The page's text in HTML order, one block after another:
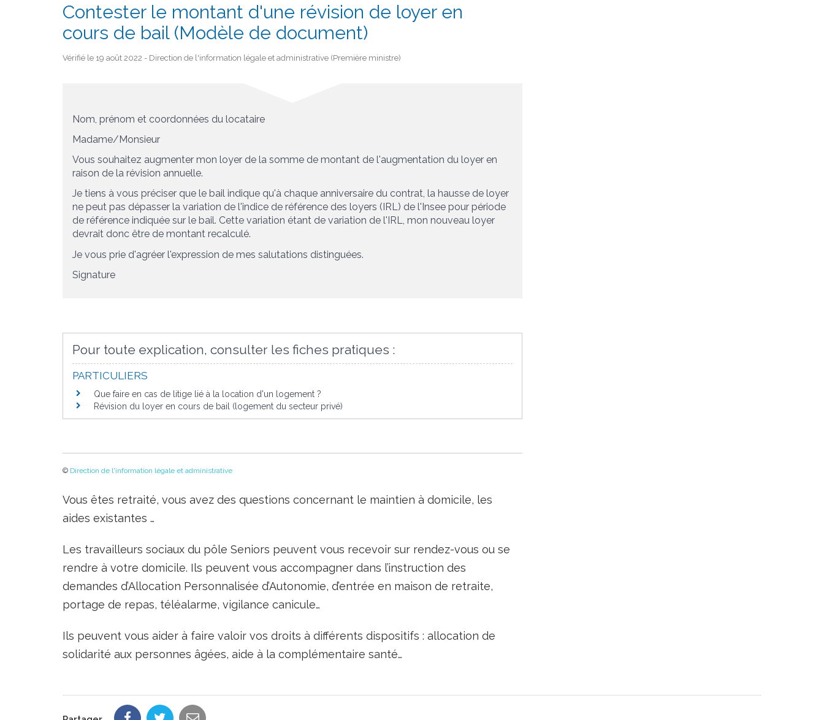
Contester le montant d'une révision de loyer en
cours de bail (Modèle de document)
Vérifié le 19 août 2022 - Direction de l'information légale et administrative (Première ministre)
Nom, prénom et coordonnées du locataire
Madame/Monsieur
Vous souhaitez augmenter mon loyer de la somme de montant de l'augmentation du loyer en
raison de la révision annuelle.
Je tiens à vous préciser que le bail indique qu'à chaque anniversaire du contrat, la hausse de loyer
ne peut pas dépasser la variation de l'indice de référence des loyers (IRL) de l'Insee pour période
de référence indiquée sur le bail. Cette variation étant de variation de l'IRL, mon nouveau loyer
devrait donc être de montant recalculé.
Je vous prie d'agréer l'expression de mes salutations distinguées.
Signature
Pour toute explication, consulter les fiches pratiques :
PARTICULIERS
Que faire en cas de litige lié à la location d'un logement ?
Révision du loyer en cours de bail (logement du secteur privé)
© Direction de l'information légale et administrative
Vous êtes retraité, vous avez des questions concernant le maintien à domicile, les
aides existantes …
Les travailleurs sociaux du pôle Seniors peuvent vous recevoir sur rendez-vous ou se
rendre à votre domicile. Ils peuvent vous accompagner dans l’instruction des
demandes d’Allocation Personnalisée d’Autonomie, d’entrée en maison de retraite,
portage de repas, téléalarme, vigilance canicule…
Ils peuvent vous aider à faire valoir vos droits à différents dispositifs : allocation de
solidarité aux personnes âgées, aide à la complémentaire santé…